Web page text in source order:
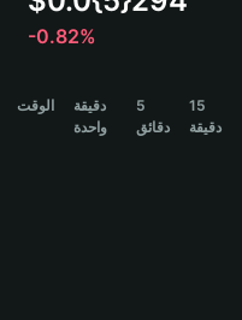
Bahasa Indonesia
বাংলা
-0.82%
الوقت
دقيقة
واحدة
5
دقائق
15
دقيقة